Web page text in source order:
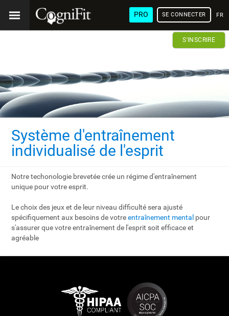
PRO SE CONNECTER
S'INSCRIRE
Système d'entraînement
individualisé de l'esprit
Notre techonologie brevetée crée un régime d'entraînement
unique pour votre esprit.
Le choix des jeux et de leur niveau difficulté sera ajusté
spécifiquement aux besoins de votreentraînement mental pour
s'assurer que votre entraînement de l'esprit soit efficace et
agréable